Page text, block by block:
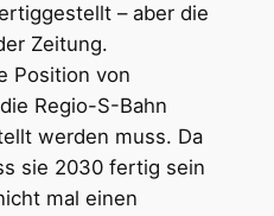
– aber die
Zeitung.
Position von
Regio-S-Bahn
werden muss. Da
sie 2030 fertig sein
mal einen